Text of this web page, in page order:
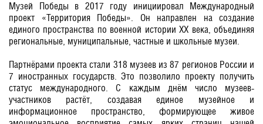
Музей Победы в 2017 году инициировал Международный
проект «Территория Победы». Он направлен на создание
единого пространства по военной истории ХХ века, объединяя
региональные, муниципальные, частные и школьные музеи.
Партнёрами проекта стали 318 музеев из 87 регионов России и
7 иностранных государств. Это позволило проекту получить
статус международного. С каждым днём число музеев-
участников растёт, создавая единое музейное и
информационное пространство, формирующее живое